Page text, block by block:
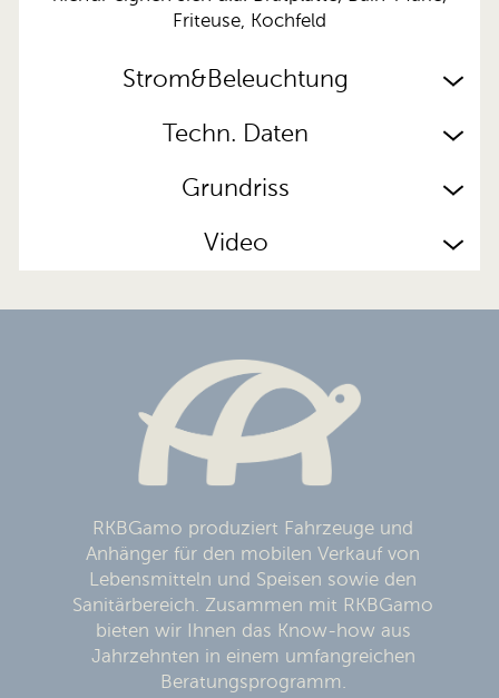
Friteuse, Kochfeld
Strom&Beleuchtung
Techn. Daten
Grundriss
Video
RKBGamo produziert Fahrzeuge und
Anhänger für den mobilen Verkauf von
Lebensmitteln und Speisen sowie den
Sanitärbereich. Zusammen mit RKBGamo
bieten wir Ihnen das Know-how aus
Jahrzehnten in einem umfangreichen
Beratungsprogramm.